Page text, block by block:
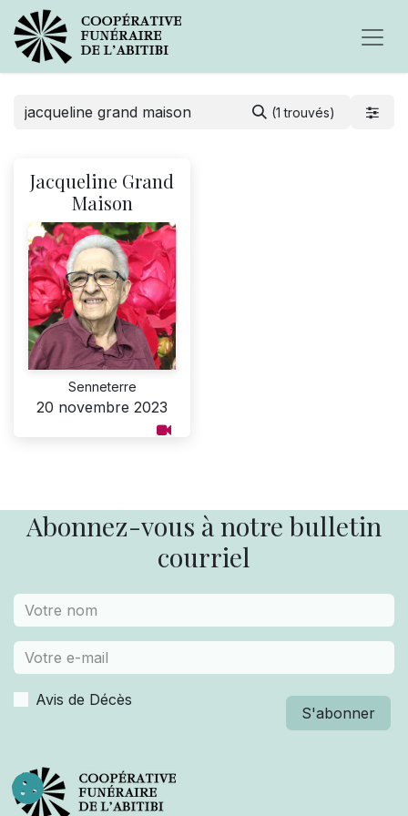
(1 trouvés)
Jacqueline Grand
Maison
Senneterre
20 novembre 2023
Abonnez-vous à notre bulletin
courriel
Avis de Décès
S'abonner